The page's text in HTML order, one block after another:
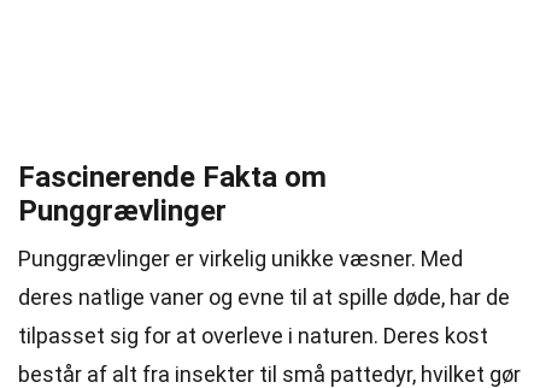
Fascinerende Fakta om
Punggrævlinger
Punggrævlinger er virkelig unikke væsner. Med
deres natlige vaner og evne til at spille døde, har de
tilpasset sig for at overleve i naturen. Deres kost
består af alt fra insekter til små pattedyr, hvilket gør